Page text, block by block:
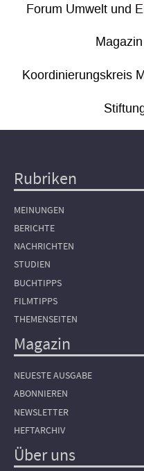
Forum Umwelt und
Koordinierungskreis
Hauptnavigation
Rubriken
MEINUNGEN
BERICHTE
NACHRICHTEN
STUDIEN
BUCHTIPPS
FILMTIPPS
THEMENSEITEN
Magazin
NEUESTE AUSGABE
ABONNIEREN
NEWSLETTER
HEFTARCHIV
Über uns